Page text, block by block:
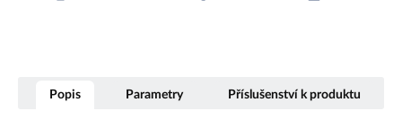
Popis Parametry Příslušenství k produktu